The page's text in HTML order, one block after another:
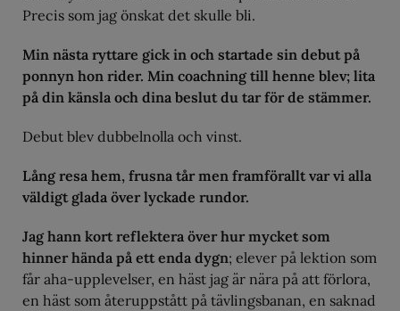
Precis som jag önskat det skulle bli.
Min nästa ryttare gick in och startade sin debut på
ponnyn hon rider. Min coachning till henne blev; lita
på din känsla och dina beslut du tar för de stämmer.
Debut blev dubbelnolla och vinst.
Lång resa hem, frusna tår men framförallt var vi alla
väldigt glada över lyckade rundor.
Jag hann kort reflektera över hur mycket som
hinner hända på ett enda dygn; elever på lektion som
får aha-upplevelser, en häst jag är nära på att förlora,
en häst som återuppstått på tävlingsbanan, en saknad